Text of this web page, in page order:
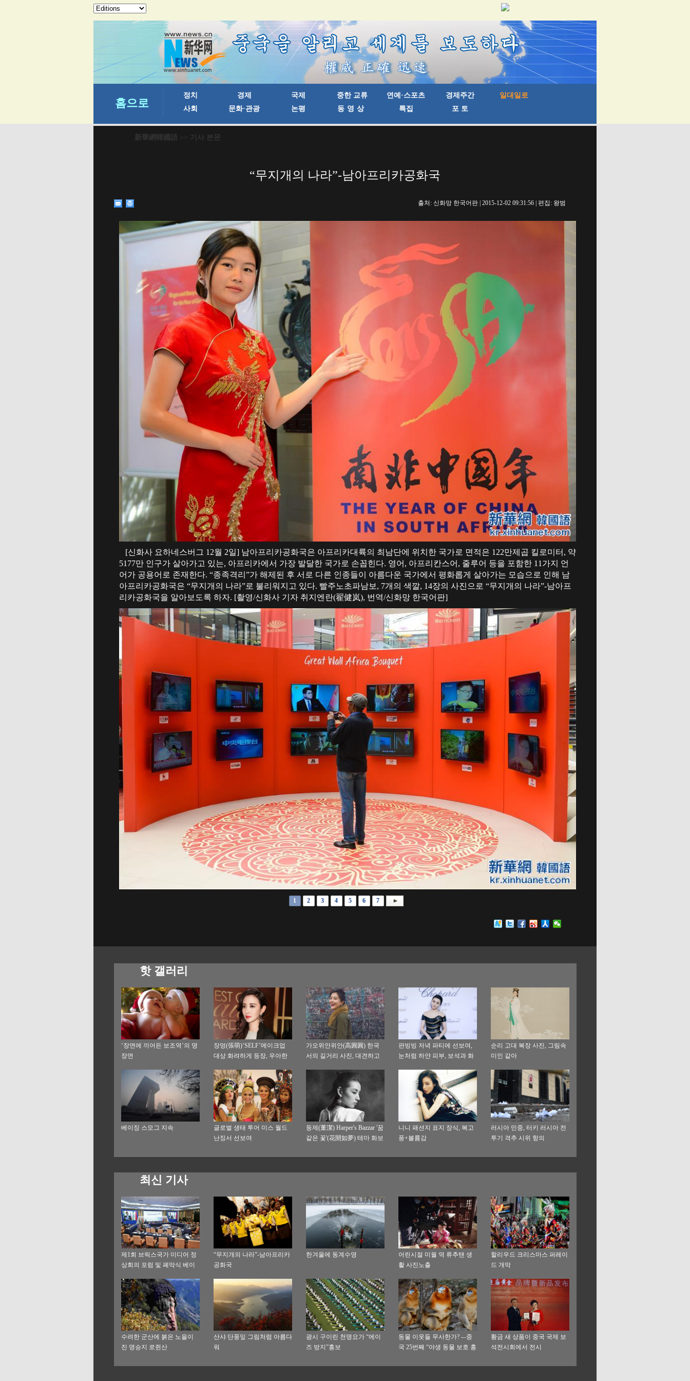
新華網韓國語 >> 기사 본문
“무지개의 나라”-남아프리카공화국
출처: 신화망 한국어판 | 2015-12-02 09:31:56 | 편집: 왕범
[신화사 요하네스버그 12월 2일] 남아프리카공화국은 아프리카대륙의 최남단에 위치한 국가로 면적은 122만제곱 킬로미터, 약
5177만 인구가 살아가고 있는, 아프리카에서 가장 발달한 국가로 손꼽힌다. 영어, 아프리칸스어, 줄루어 등을 포함한 11가지 언
어가 공용어로 존재한다. “종족격리”가 해제된 후 서로 다른 인종들이 아름다운 국가에서 평화롭게 살아가는 모습으로 인해 남
아프리카공화국은 “무지개의 나라”로 불리워지고 있다. 빨주노초파남보, 7개의 색깔, 14장의 사진으로 “무지개의 나라”-남아프
리카공화국을 알아보도록 하자. [촬영/신화사 기자 취지엔란(翟健岚), 번역/신화망 한국어판]
1 2 3 4 5 6 7
핫 갤러리
‘장면에 끼어든 보조역’의 명
장면
장멍(張萌)‘SELF’메이크업
대상 화려하게 등장, 우아한
가오위안위안(高圓圓) 한국
서의 길거리 사진, 대견하고
판빙빙 저녁 파티에 선보여,
눈처럼 하얀 피부, 보석과 화
기 끌어
순리 고대 복장 사진, 그림속
미인 같아
베이징 스모그 지속
글로벌 생태 투어 미스 월드
난징서 선보여
둥제(董潔) Harper's Bazzar '꿈
같은 꽃'(花開如夢) 테마 화보
다리 어렴풋이 보여 섹시감
니니 패션지 표지 장식, 복고
풍+볼륨감
러시아 민중, 터키 러시아 전
투기 격추 시위 항의
최신 기사
제1회 브릭스국가 미디어 정
상회의 포럼 및 폐막식 베이
“무지개의 나라”-남아프리카
공화국
한겨울에 동계수영
어린시절 미월 역 류추탠 생
활 사진노출
할리우드 크리스마스 퍼레이
드 개막
수려한 군산에 붉은 노을이
진 명승지 로쥔산
산샤 단풍잎 그림처럼 아름다
워
광시 구이린 천명요가 “에이
즈 방지”홍보
동물 이웃들 무사한가? -–중
국 25번째 “야생 동물 보호 홍
황금 새 상품이 중국 국제 보
석전시회에서 전시